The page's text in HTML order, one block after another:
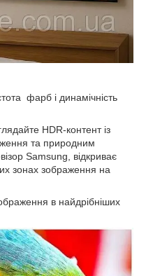
фарб і динамічність
HDR-контент із
та природним
Samsung, відкриває
зонах зображення на
в найдрібніших